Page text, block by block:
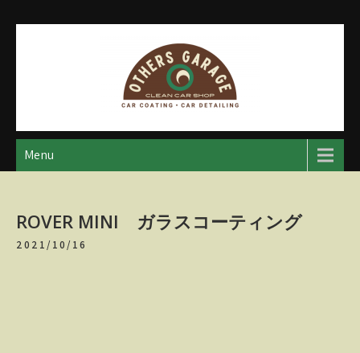
アザースガレージ
【神奈川・厚木・愛川】カーメンテナンス
Menu
ROVER MINI ガラスコーティング
2021/10/16